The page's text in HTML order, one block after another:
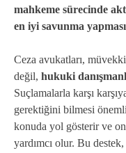
mahkeme sürecinde
en iyi savunma
Ceza avukatları,
değil, hukuki
Suçlamalarla karşı
gerektiğini bilmesi
konuda yol gösterir ve
yardımcı olur. Bu